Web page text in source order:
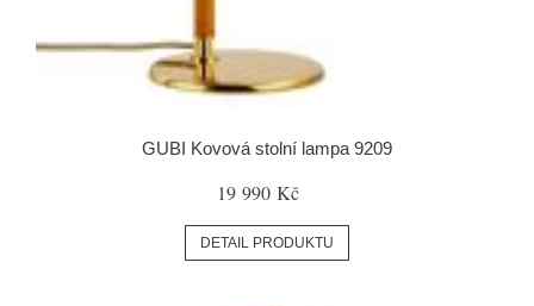
GUBI Kovová stolní lampa 9209
19 990 Kč
DETAIL PRODUKTU